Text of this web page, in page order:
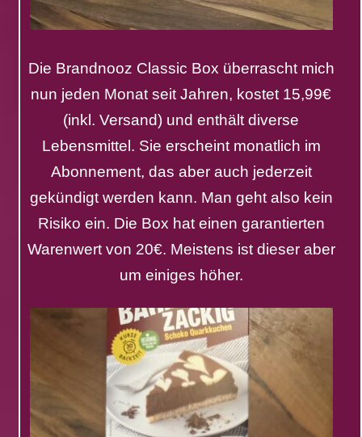
Die Brandnooz Classic Box überrascht mich
nun jeden Monat seit Jahren, kostet 15,99€
(inkl. Versand) und enthält diverse
Lebensmittel. Sie erscheint monatlich im
Abonnement, das aber auch jederzeit
gekündigt werden kann. Man geht also kein
Risiko ein. Die Box hat einen garantierten
Warenwert von 20€. Meistens ist dieser aber
um einiges höher.